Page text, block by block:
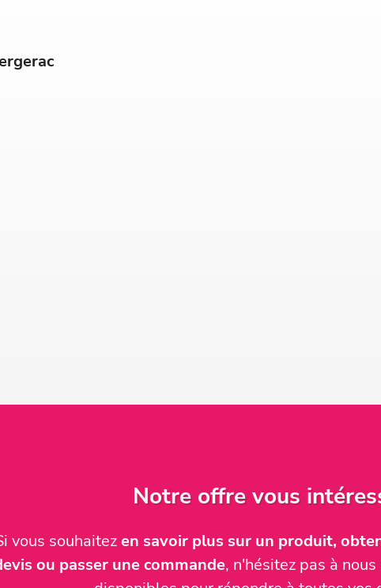
Notre offre vous
vous souhaitezen savoir plus sur un produit,
ou passer une commande, n'hésitez pas à